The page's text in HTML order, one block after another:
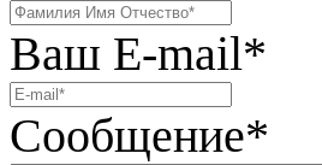
Ваш E-mail*
Сообщение*